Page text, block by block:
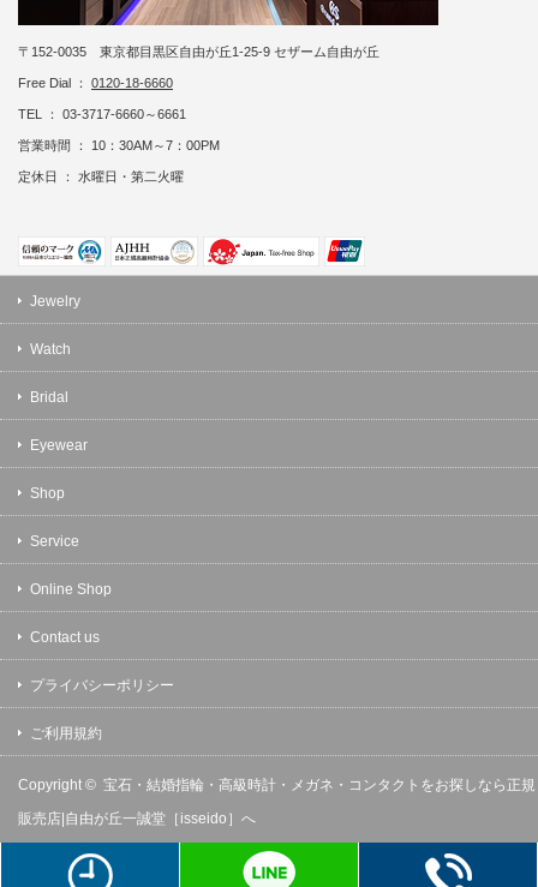
〒152-0035 東京都目黒区自由が丘1-25-9 セザーム自由が丘
Free Dial ： 0120-18-6660
TEL ： 03-3717-6660～6661
営業時間 ： 10：30AM～7：00PM
定休日 ： 水曜日・第二火曜
Jewelry
Watch
Bridal
Eyewear
Shop
Service
Online Shop
Contact us
プライバシーポリシー
ご利用規約
Copyright © 宝石・結婚指輪・高級時計・メガネ・コンタクトをお探しなら正規
販売店|自由が丘一誠堂［isseido］へ